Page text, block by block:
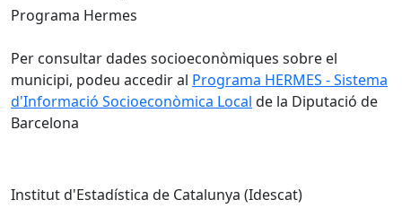
Programa Hermes
Per consultar dades socioeconòmiques sobre el
municipi, podeu accedir al Programa HERMES - Sistema
d'Informació Socioeconòmica Local de la Diputació de
Barcelona
Institut d'Estadística de Catalunya (Idescat)